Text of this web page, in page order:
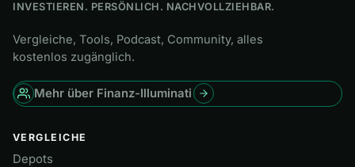
INVESTIEREN. PERSÖNLICH. NACHVOLLZIEHBAR.
Vergleiche, Tools, Podcast, Community, alles
kostenlos zugänglich.
Mehr über Finanz-Illuminati
VERGLEICHE
Depots